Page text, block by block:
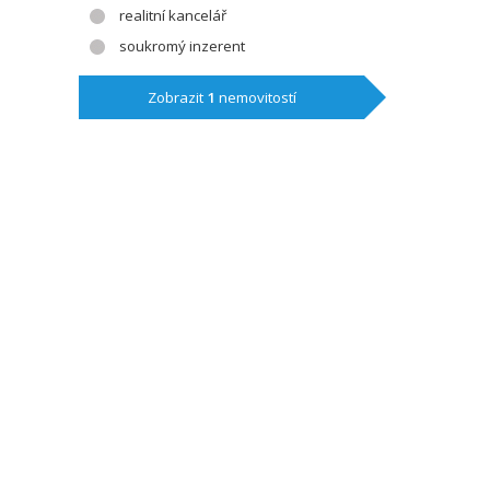
realitní kancelář
soukromý inzerent
Zobrazit 1 nemovitostí